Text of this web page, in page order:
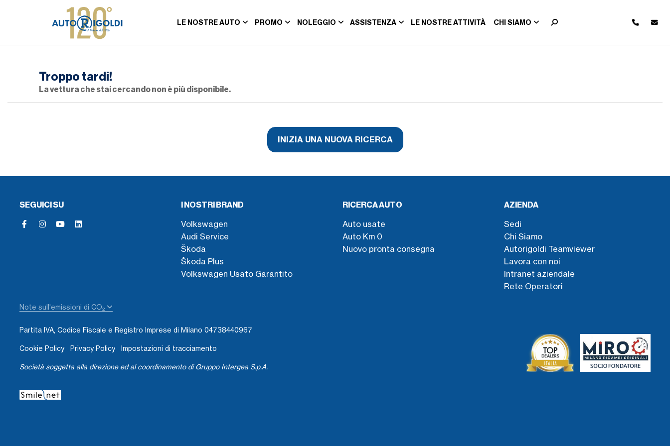
LE NOSTRE AUTO PROMO NOLEGGIO ASSISTENZA LE NOSTRE ATTIVITÀ CHI SIAMO
Troppo tardi!
La vettura che stai cercando non è più disponibile.
INIZIA UNA NUOVA RICERCA
SEGUICI SU I NOSTRI BRAND
Volkswagen
Audi Service
Škoda
Škoda Plus
Volkswagen Usato Garantito
RICERCA AUTO
Auto usate
Auto Km 0
Nuovo pronta consegna
AZIENDA
Sedi
Chi Siamo
Autorigoldi Teamviewer
Lavora con noi
Intranet aziendale
Rete Operatori
Note sull'emissioni di CO₂
Partita IVA, Codice Fiscale e Registro Imprese di Milano 04738440967
Cookie Policy Privacy Policy Impostazioni di tracciamento
Società soggetta alla direzione ed al coordinamento di Gruppo Intergea S.p.A.